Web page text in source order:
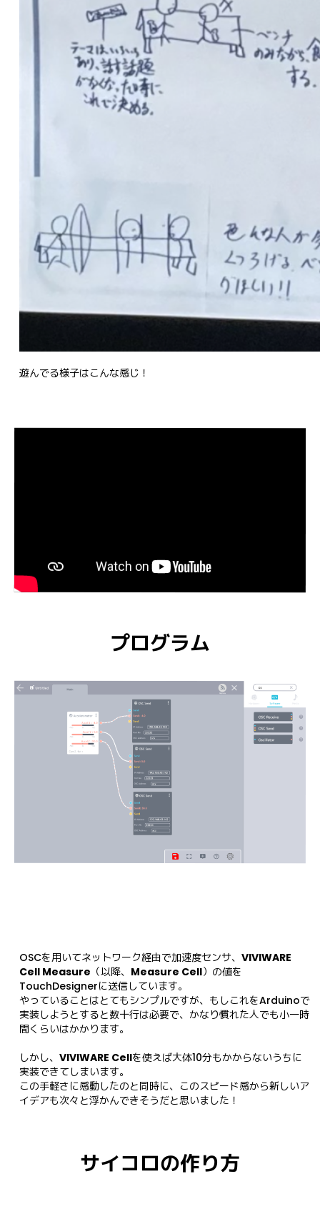
遊んでる様子はこんな感じ！
プログラム
OSCを用いてネットワーク経由で加速度センサ、 VIVIWARE
Cell Measure （以降、 Measure Cell）の値を
TouchDesignerに送信しています。
やっていることはとてもシンプルですが、もしこれをArduinoで
実装しようとすると数十行は必要で、かなり慣れた人でも小一時
間くらいはかかります。
しかし、 VIVIWARE Cellを使えば大体10分もかからないうちに
実装できてしまいます。
この手軽さに感動したのと同時に、このスピード感から新しいア
イデアも次々と浮かんできそうだと思いました！
サイコロの作り方